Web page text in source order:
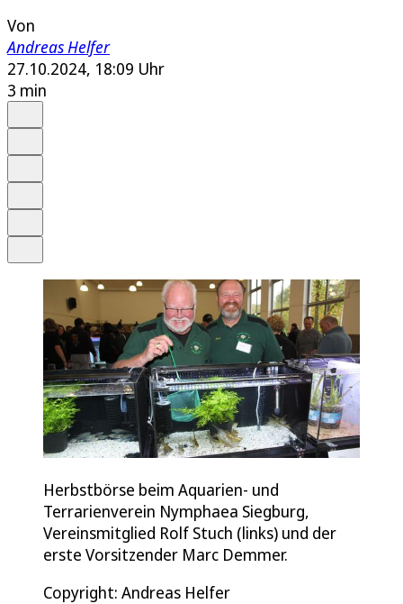
Von
Andreas Helfer
27.10.2024, 18:09 Uhr
3 min
Herbstbörse beim Aquarien- und
Terrarienverein Nymphaea Siegburg,
Vereinsmitglied Rolf Stuch (links) und der
erste Vorsitzender Marc Demmer.
Copyright: Andreas Helfer